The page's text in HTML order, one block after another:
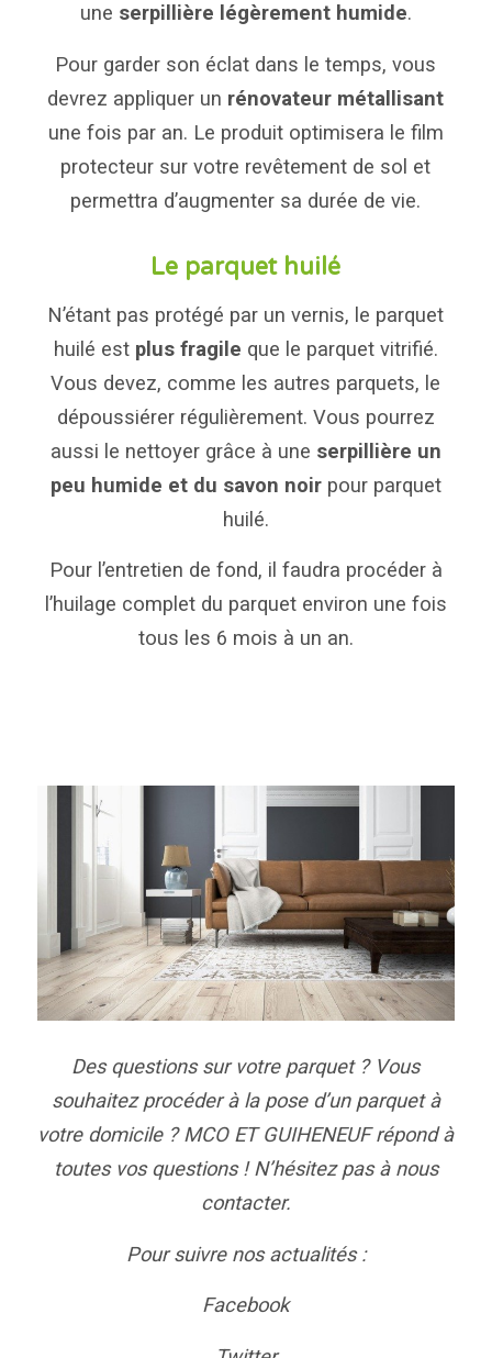
une serpillière légèrement humide.
Pour garder son éclat dans le temps, vous
devrez appliquer un rénovateur métallisant
une fois par an. Le produit optimisera le film
protecteur sur votre revêtement de sol et
permettra d’augmenter sa durée de vie.
Le parquet huilé
N’étant pas protégé par un vernis, le parquet
huilé est plus fragile que le parquet vitrifié.
Vous devez, comme les autres parquets, le
dépoussiérer régulièrement. Vous pourrez
aussi le nettoyer grâce à une serpillière un
peu humide et du savon noirpour parquet
huilé.
Pour l’entretien de fond, il faudra procéder à
l’huilage complet du parquet environ une fois
tous les 6 mois à un an.
Des questions sur votre parquet ? Vous
souhaitez procéder à la pose d’un parquet à
votre domicile ? MCO ET GUIHENEUF répond à
toutes vos questions ! N’hésitez pas à nous
contacter.
Pour suivre nos actualités :
Facebook